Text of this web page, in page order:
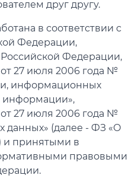
друг другу.
в соответствии с
Федерации,
Федерации,
27 июля 2006 года №
информационных
информации»,
27 июля 2006 года №
данных» (далее - ФЗ «О
и принятыми в
правовыми